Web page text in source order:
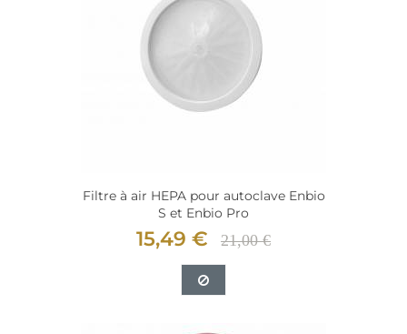
Filtre à air HEPA pour autoclave Enbio
S et Enbio Pro
15,49 € 21,00 €